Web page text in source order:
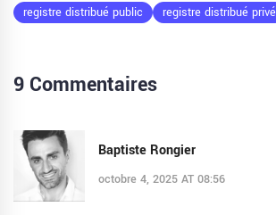
registre distribué public
registre distribué privé
9 Commentaires
Baptiste Rongier
octobre 4, 2025 AT 08:56